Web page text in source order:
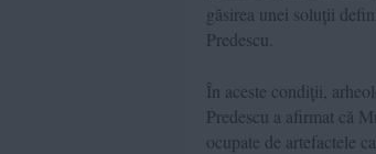
găsirea unei soluţii
Predescu.
În aceste condiţii,
Predescu a afirmat că
ocupate de artefactele